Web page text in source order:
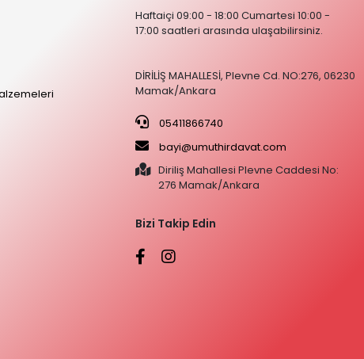
Haftaiçi 09:00 - 18:00 Cumartesi 10:00 -
17:00 saatleri arasında ulaşabilirsiniz.
DİRİLİŞ MAHALLESİ, Plevne Cd. NO:276, 06230
Mamak/Ankara
05411866740
bayi@umuthirdavat.com
Diriliş Mahallesi Plevne Caddesi No:
276 Mamak/Ankara
Bizi Takip Edin